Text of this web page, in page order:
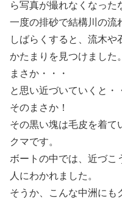
ら写真が撮れなくなった
一度の排砂で結構川の流
しばらくすると、流木
かたまりを見つけました。
まさか・・・
と思い近づいていくと・
そのまさか！
その黒い塊は毛皮を着て
クマです。
ボートの中では、近づこ
人にわかれました。
そうか、こんな中洲にも